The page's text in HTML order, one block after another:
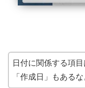
日付に関係する項
「作成日」もあるな